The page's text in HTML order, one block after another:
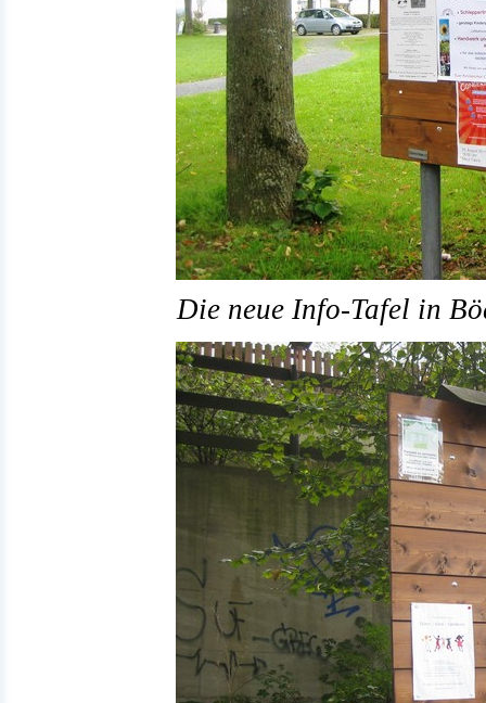
Die neue Info-Tafel in